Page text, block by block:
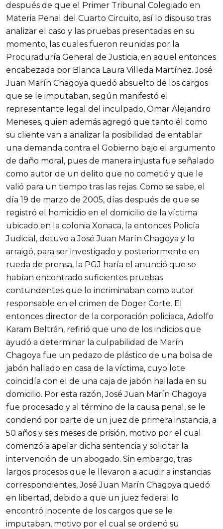
después de que el Primer Tribunal Colegiado en
Materia Penal del Cuarto Circuito, así lo dispuso tras
analizar el caso y las pruebas presentadas en su
momento, las cuales fueron reunidas por la
Procuraduría General de Justicia, en aquel entonces
encabezada por Blanca Laura Villeda Martínez. José
Juan Marín Chagoya quedó absuelto de los cargos
que se le imputaban, según manifestó el
representante legal del inculpado, Omar Alejandro
Meneses, quien además agregó que tanto él como
su cliente van a analizar la posibilidad de entablar
una demanda contra el Gobierno bajo el argumento
de daño moral, pues de manera injusta fue señalado
como autor de un delito que no cometió y que le
valió para un tiempo tras las rejas. Como se sabe, el
día 19 de marzo de 2005, días después de que se
registró el homicidio en el domicilio de la víctima
ubicado en la colonia Xonaca, la entonces Policía
Judicial, detuvo a José Juan Marín Chagoya y lo
arraigó, para ser investigado y posteriormente en
rueda de prensa, la PGJ haría el anunció que se
habían encontrado suficientes pruebas
contundentes que lo incriminaban como autor
responsable en el crimen de Doger Corte. El
entonces director de la corporación policiaca, Adolfo
Karam Beltrán, refirió que uno de los indicios que
ayudó a determinar la culpabilidad de Marín
Chagoya fue un pedazo de plástico de una bolsa de
jabón hallado en casa de la víctima, cuyo lote
coincidía con el de una caja de jabón hallada en su
domicilio. Por esta razón, José Juan Marín Chagoya
fue procesado y al término de la causa penal, se le
condenó por parte de un juez de primera instancia, a
50 años y seis meses de prisión, motivo por el cual
comenzó a apelar dicha sentencia y solicitar la
intervención de un abogado. Sin embargo, tras
largos procesos que le llevaron a acudir a instancias
correspondientes, José Juan Marín Chagoya quedó
en libertad, debido a que un juez federal lo
encontró inocente de los cargos que se le
imputaban, motivo por el cual se ordenó su